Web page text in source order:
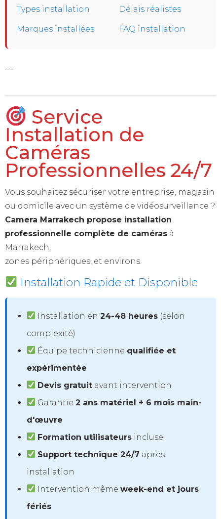
Types installation
Marques installées
Délais réalistes
FAQ installation
---
Service
Installation de
Caméras
Professionnelles 24/7
Vous souhaitez sécuriser votre entreprise, magasin
ou domicile avec un système de vidéosurveillance ?
Camera Marrakech propose installation
professionnelle complète de caméras à
Marrakech,
zones périphériques, et environs.
Installation Rapide et Disponible
Installation en24-48 heures (selon
complexité)
Équipe technicienne qualifiée et
expérimentée
Devis gratuit avant intervention
Garantie2 ans matériel + 6 mois main-
d'œuvre
Formation utilisateurs incluse
Support technique 24/7 après
installation
Intervention mêmeweek-end et jours
fériés